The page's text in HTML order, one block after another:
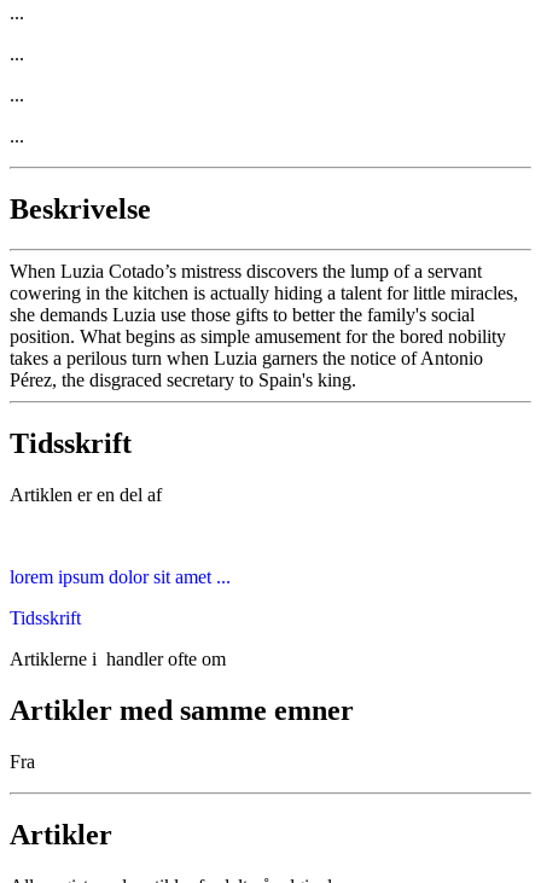
...
...
...
...
Beskrivelse
When Luzia Cotado’s mistress discovers the lump of a servant
cowering in the kitchen is actually hiding a talent for little miracles,
she demands Luzia use those gifts to better the family's social
position. What begins as simple amusement for the bored nobility
takes a perilous turn when Luzia garners the notice of Antonio
Pérez, the disgraced secretary to Spain's king.
Tidsskrift
Artiklen er en del af
lorem ipsum dolor sit amet ...
Tidsskrift
Artiklerne i handler ofte om
Artikler med samme emner
Fra
Artikler